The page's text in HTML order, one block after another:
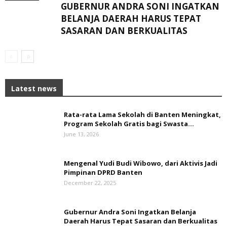
GUBERNUR ANDRA SONI INGATKAN
BELANJA DAERAH HARUS TEPAT
SASARAN DAN BERKUALITAS
Latest news
Rata-rata Lama Sekolah di Banten Meningkat,
‎Program Sekolah Gratis bagi Swasta...
June 13, 2026
Mengenal Yudi Budi Wibowo, dari Aktivis Jadi
Pimpinan DPRD Banten
December 22, 2025
Gubernur Andra Soni Ingatkan Belanja
Daerah Harus Tepat Sasaran dan Berkualitas